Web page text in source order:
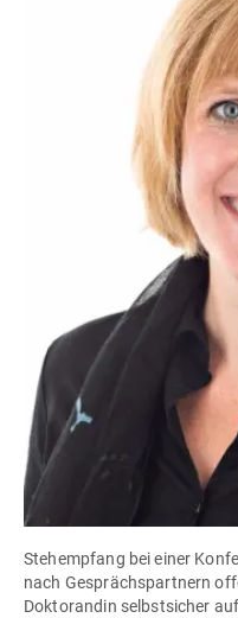
Stehempfang bei einer
nach Gesprächspartnern
Doktorandin selbstsicher